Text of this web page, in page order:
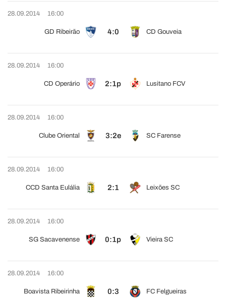
28.09.2014 16:00
GD Ribeirão 4:0 CD Gouveia
28.09.2014 16:00
CD Operário 2:1p Lusitano FCV
28.09.2014 16:00
Clube Oriental 3:2e SC Farense
28.09.2014 16:00
CCD Santa Eulália 2:1 Leixões SC
28.09.2014 16:00
SG Sacavenense 0:1p Vieira SC
28.09.2014 16:00
Boavista Ribeirinha 0:3 FC Felgueiras